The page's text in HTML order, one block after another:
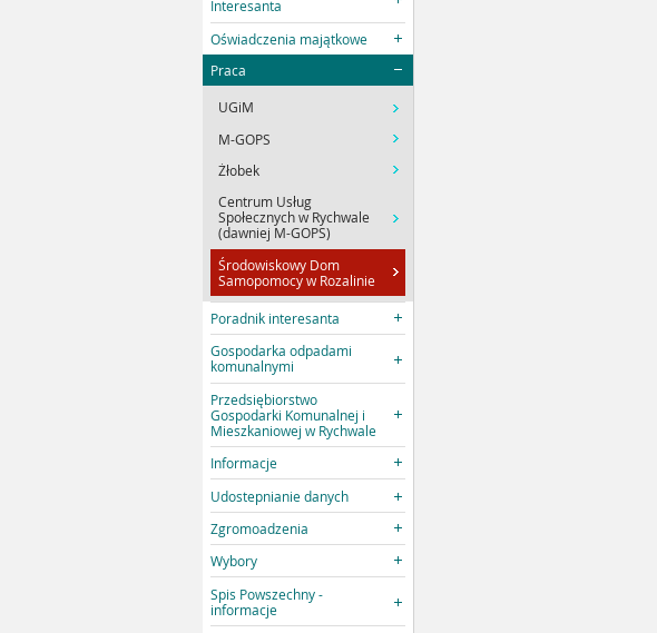
Interesanta
Oświadczenia majątkowe
Praca
UGiM
M-GOPS
Żłobek
Centrum Usług
Społecznych w Rychwale
(dawniej M-GOPS)
Środowiskowy Dom
Samopomocy w Rozalinie
Poradnik interesanta
Gospodarka odpadami
komunalnymi
Przedsiębiorstwo
Gospodarki Komunalnej i
Mieszkaniowej w Rychwale
Informacje
Udostepnianie danych
Zgromoadzenia
Wybory
Spis Powszechny -
informacje